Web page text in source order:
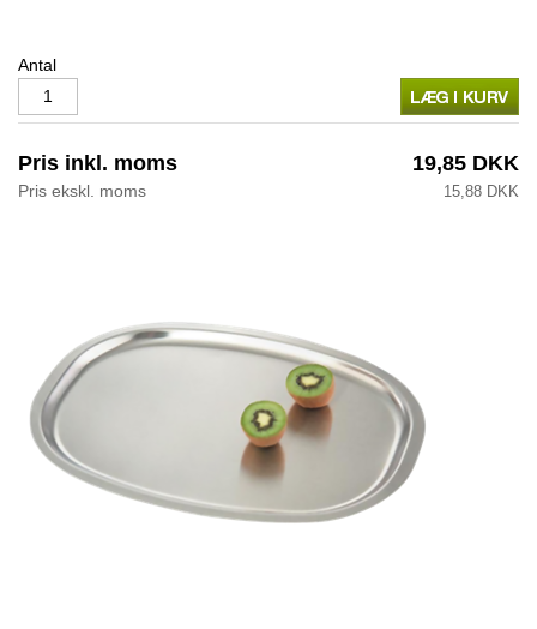
Antal
Pris inkl. moms 19,85 DKK
Pris ekskl. moms 15,88 DKK